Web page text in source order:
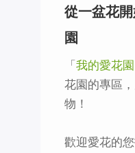
從一盆花
園
「我的愛花園
花園的專區
物！
歡迎愛花的